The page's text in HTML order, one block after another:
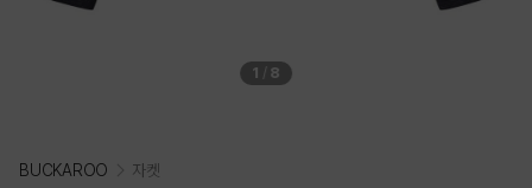
1 / 8
BUCKAROO 자켓